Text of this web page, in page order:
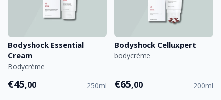
Bodyshock Essential
Cream
Bodycrème
€45,00 250ml
Bodyshock Celluxpert
bodycrème
€65,00 200ml